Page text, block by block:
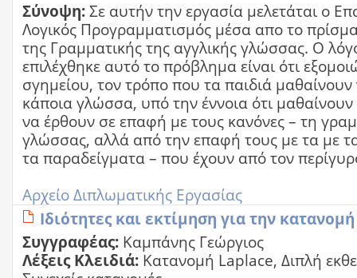
Σύνοψη:Σε αυτήν την εργασία μελετάται ο
Λογικός Προγραμματισμός μέσα απο το
της Γραμματικής της αγγλικής γλώσσας. Ο
επιλέχθηκε αυτό το πρόβλημα είναι ότι
σγημείου, τον τρόπο που τα παιδιά μαθαίνουν
κάποια γλώσσα, υπό την έννοια ότι μαθαίνουν
να έρθουν σε επαφή με τους κανόνες – τη
γλώσσας, αλλά από την επαφή τους με τα με
τα παραδείγματα – που έχουν από τον
Αρχείο Διπλωματικής Εργασίας
Ιδιότητες και εκτίμηση για την
Συγγραφέας: Καμπάνης Γεώργιος
Λέξεις Κλειδιά: Κατανομή Laplace, Διπλή